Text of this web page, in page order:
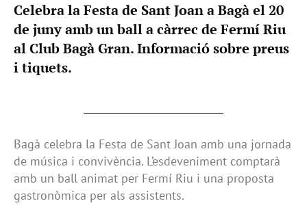
Celebra la Festa de Sant Joan a Bagà el 20
de juny amb un ball a càrrec de Fermí Riu
al Club Bagà Gran. Informació sobre preus
i tiquets.
Bagà celebra la Festa de Sant Joan amb una jornada
de música i convivència. L’esdeveniment comptarà
amb un ball animat per Fermí Riu i una proposta
gastronòmica per als assistents.